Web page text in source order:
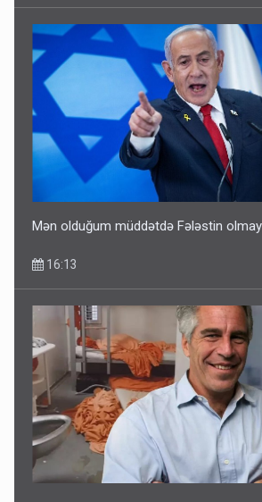
Mən olduğum müddətdə Fələstin
16:13